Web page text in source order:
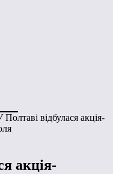
відбулася акція-
акція-